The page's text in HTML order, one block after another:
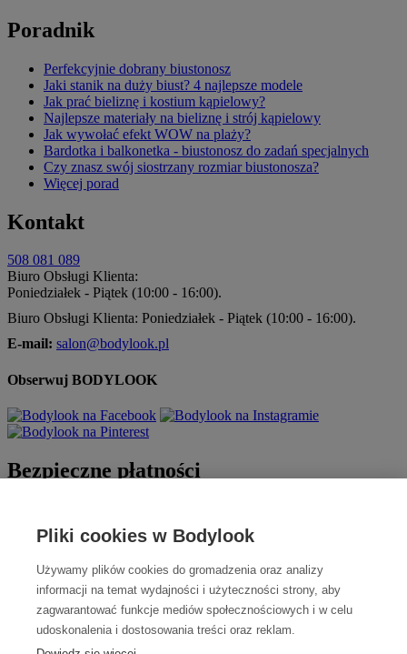
Pliki cookies w Bodylook
Używamy plików cookies do gromadzenia oraz analizy
informacji na temat wydajności i użyteczności strony, aby
zagwarantować funkcje mediów społecznościowych i w celu
udoskonalenia i dostosowania treści oraz reklam.
Poradnik
Perfekcyjnie dobrany biustonosz
Jaki stanik na duży biust? 4 najlepsze modele
Jak prać bieliznę i kostium kąpielowy?
Najlepsze materiały na bieliznę i strój kąpielowy
Jak wywołać efekt WOW na plaży?
Bardotka i balkonetka - biustonosz do zadań specjalnych
Czy znasz swój siostrzany rozmiar biustonosza?
Więcej porad
Kontakt
508 081 089
Biuro Obsługi Klienta:
Poniedziałek - Piątek (10:00 - 16:00).
Biuro Obsługi Klienta: Poniedziałek - Piątek (10:00 - 16:00).
E-mail: salon@bodylook.pl
Obserwuj BODYLOOK
Bezpieczne płatności
Szybka dostawa